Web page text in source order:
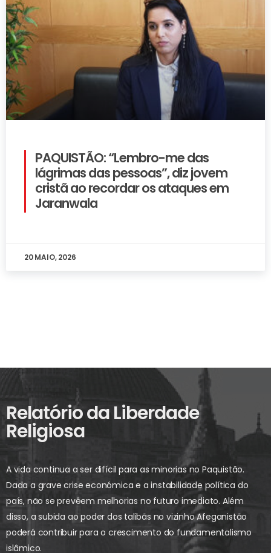
PAQUISTÃO: “Lembro-me das
lágrimas das pessoas”, diz jovem
cristã ao recordar os ataques em
Jaranwala
20 MAIO, 2026
Relatório da Liberdade
Religiosa
A vida continua a ser difícil para as minorias no Paquistão.
Dada a grave crise económica e a instabilidade política do
país, não se prevêem melhorias no futuro imediato. Além
disso, a subida ao poder dos talibãs no vizinho Afeganistão
poderá contribuir para o crescimento do fundamentalismo
islâmico.